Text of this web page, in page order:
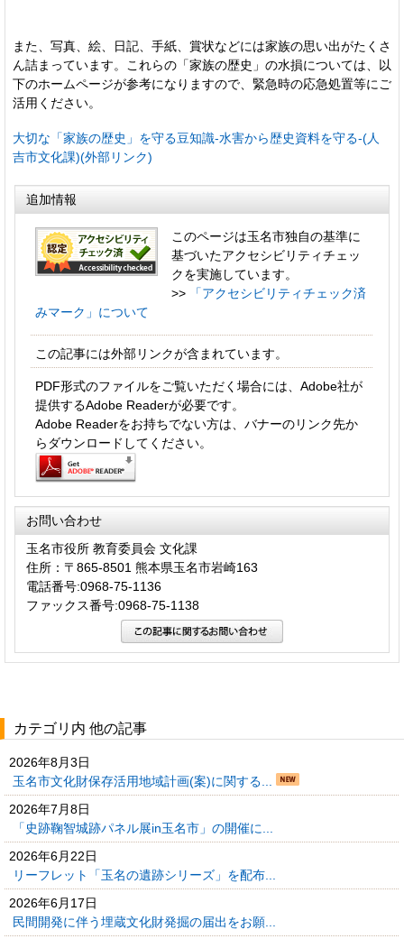
また、写真、絵、日記、手紙、賞状などには家族の思い出がたくさ
ん詰まっています。これらの「家族の歴史」の水損については、以
下のホームページが参考になりますので、緊急時の応急処置等にご
活用ください。
大切な「家族の歴史」を守る豆知識-水害から歴史資料を守る-(人
吉市文化課)(外部リンク)
追加情報
このページは玉名市独自の基準に
基づいたアクセシビリティチェッ
クを実施しています。
>>
「アクセシビリティチェック済
みマーク」について
この記事には外部リンクが含まれています。
PDF形式のファイルをご覧いただく場合には、Adobe社が
提供するAdobe Readerが必要です。
Adobe Readerをお持ちでない方は、バナーのリンク先か
らダウンロードしてください。
お問い合わせ
玉名市役所 教育委員会 文化課
住所：〒865-8501 熊本県玉名市岩崎163
電話番号:0968-75-1136
ファックス番号:0968-75-1138
カテゴリ内 他の記事
2026年8月3日
玉名市文化財保存活用地域計画(案)に関する...
2026年7月8日
「史跡鞠智城跡パネル展in玉名市」の開催に...
2026年6月22日
リーフレット「玉名の遺跡シリーズ」を配布...
2026年6月17日
民間開発に伴う埋蔵文化財発掘の届出をお願...